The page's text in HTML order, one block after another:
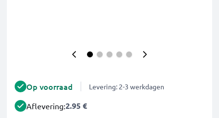
Op voorraad Levering: 2-3 werkdagen
Aflevering:2.95 €